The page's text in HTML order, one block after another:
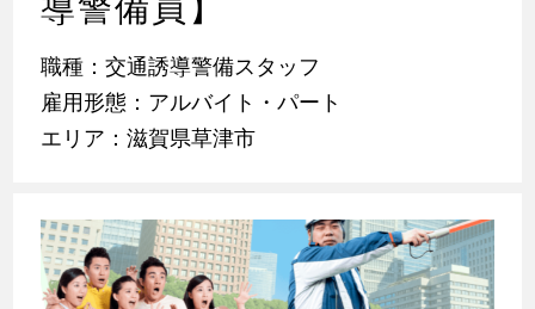
職種：交通誘導警備スタッフ
雇用形態：アルバイト・パート
エリア：滋賀県草津市